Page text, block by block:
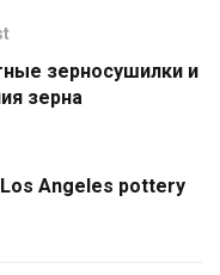
зерносушилки и
зерна
Angeles pottery